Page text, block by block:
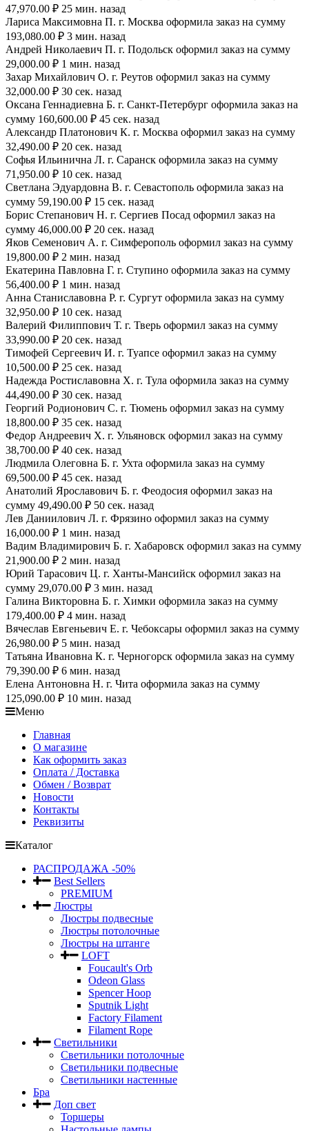
47,970.00 ₽ 25 мин. назад
Лариса Максимовна П. г. Москва оформила заказ на сумму
193,080.00 ₽ 3 мин. назад
Андрей Николаевич П. г. Подольск оформил заказ на сумму
29,000.00 ₽ 1 мин. назад
Захар Михайлович О. г. Реутов оформил заказ на сумму
32,000.00 ₽ 30 сек. назад
Оксана Геннадиевна Б. г. Санкт-Петербург оформила заказ на
сумму 160,600.00 ₽ 45 сек. назад
Александр Платонович К. г. Москва оформил заказ на сумму
32,490.00 ₽ 20 сек. назад
Софья Ильинична Л. г. Саранск оформила заказ на сумму
71,950.00 ₽ 10 сек. назад
Светлана Эдуардовна В. г. Севастополь оформила заказ на
сумму 59,190.00 ₽ 15 сек. назад
Борис Степанович Н. г. Сергиев Посад оформил заказ на
сумму 46,000.00 ₽ 20 сек. назад
Яков Семенович А. г. Симферополь оформил заказ на сумму
19,800.00 ₽ 2 мин. назад
Екатерина Павловна Г. г. Ступино оформила заказ на сумму
56,400.00 ₽ 1 мин. назад
Анна Станиславовна Р. г. Сургут оформила заказ на сумму
32,950.00 ₽ 10 сек. назад
Валерий Филиппович Т. г. Тверь оформил заказ на сумму
33,990.00 ₽ 20 сек. назад
Тимофей Сергеевич И. г. Туапсе оформил заказ на сумму
10,500.00 ₽ 25 сек. назад
Надежда Ростиславовна Х. г. Тула оформила заказ на сумму
44,490.00 ₽ 30 сек. назад
Георгий Родионович С. г. Тюмень оформил заказ на сумму
18,800.00 ₽ 35 сек. назад
Федор Андреевич Х. г. Ульяновск оформил заказ на сумму
38,700.00 ₽ 40 сек. назад
Людмила Олеговна Б. г. Ухта оформила заказ на сумму
69,500.00 ₽ 45 сек. назад
Анатолий Ярославович Б. г. Феодосия оформил заказ на
сумму 49,490.00 ₽ 50 сек. назад
Лев Даниилович Л. г. Фрязино оформил заказ на сумму
16,000.00 ₽ 1 мин. назад
Вадим Владимирович Б. г. Хабаровск оформил заказ на сумму
21,900.00 ₽ 2 мин. назад
Юрий Тарасович Ц. г. Ханты-Мансийск оформил заказ на
сумму 29,070.00 ₽ 3 мин. назад
Галина Викторовна Б. г. Химки оформила заказ на сумму
179,400.00 ₽ 4 мин. назад
Вячеслав Евгеньевич Е. г. Чебоксары оформил заказ на сумму
26,980.00 ₽ 5 мин. назад
Татьяна Ивановна К. г. Черногорск оформила заказ на сумму
79,390.00 ₽ 6 мин. назад
Елена Антоновна Н. г. Чита оформила заказ на сумму
125,090.00 ₽ 10 мин. назад
Меню
Главная
О магазине
Как оформить заказ
Оплата / Доставка
Обмен / Возврат
Новости
Контакты
Реквизиты
Каталог
РАСПРОДАЖА -50%
Best Sellers
PREMIUM
Люстры
Люстры подвесные
Люстры потолочные
Люстры на штанге
LOFT
Foucault's Orb
Odeon Glass
Spencer Hoop
Sputnik Light
Factory Filament
Filament Rope
Светильники
Светильники потолочные
Светильники подвесные
Светильники настенные
Бра
Доп свет
Торшеры